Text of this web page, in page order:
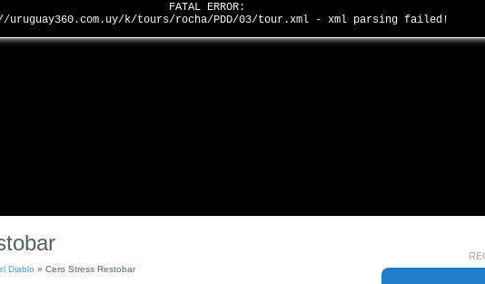
FATAL ERROR:
k/tours/rocha/PDD/03/tour.xml - xml parsing failed!
Diablo » Cero Stress Restobar